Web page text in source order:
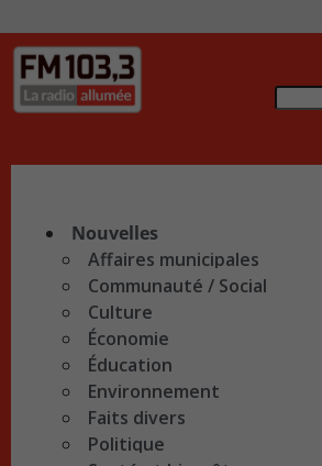
Nouvelles
Affaires municipales
Communauté / Social
Culture
Économie
Éducation
Environnement
Faits divers
Politique